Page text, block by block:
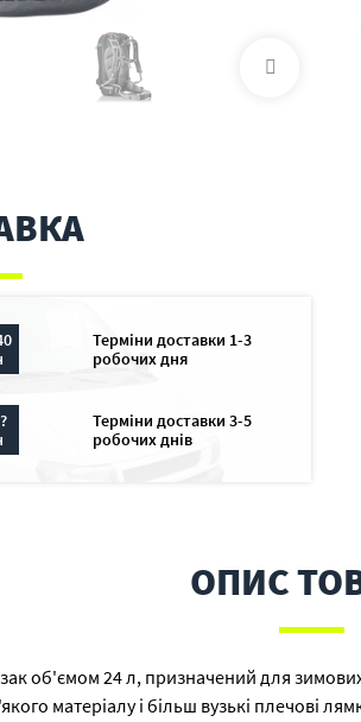
Терміни доставки 1-3
робочих дня
Терміни доставки 3-5
робочих днів
ОПИС
об'ємом 24 л, призначений для
матеріалу і більш вузькі плечові